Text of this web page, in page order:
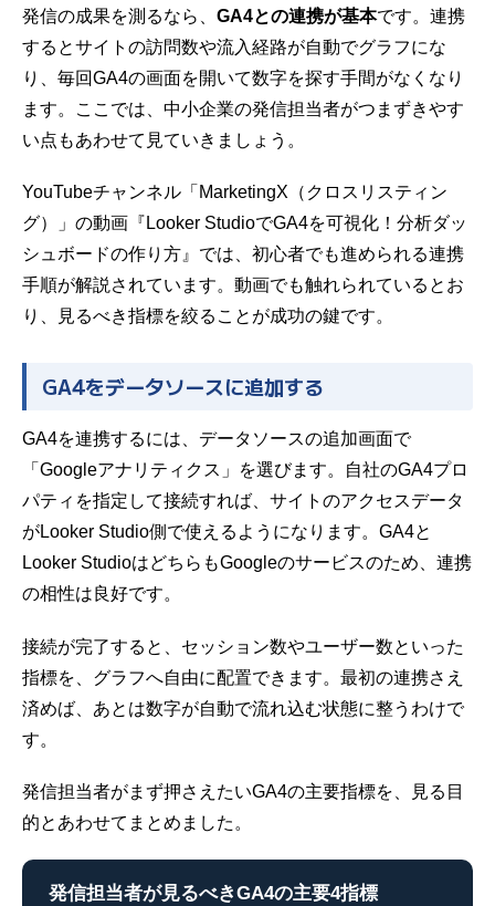
発信の成果を測るなら、 GA4との連携が基本です。連携
するとサイトの訪問数や流入経路が自動でグラフにな
り、毎回GA4の画面を開いて数字を探す手間がなくなり
ます。ここでは、中小企業の発信担当者がつまずきやす
い点もあわせて見ていきましょう。
YouTubeチャンネル「MarketingX（クロスリスティン
グ）」の動画『Looker StudioでGA4を可視化！分析ダッ
シュボードの作り方』では、初心者でも進められる連携
手順が解説されています。動画でも触れられているとお
り、見るべき指標を絞ることが成功の鍵です。
GA4をデータソースに追加する
GA4を連携するには、データソースの追加画面で
「Googleアナリティクス」を選びます。自社のGA4プロ
パティを指定して接続すれば、サイトのアクセスデータ
がLooker Studio側で使えるようになります。GA4と
Looker StudioはどちらもGoogleのサービスのため、連携
の相性は良好です。
接続が完了すると、セッション数やユーザー数といった
指標を、グラフへ自由に配置できます。最初の連携さえ
済めば、あとは数字が自動で流れ込む状態に整うわけで
す。
発信担当者がまず押さえたいGA4の主要指標を、見る目
的とあわせてまとめました。
発信担当者が見るべきGA4の主要4指標